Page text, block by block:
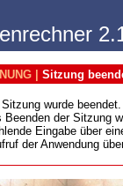
| Sitzung
Sitzung wurde
Beenden der Sitzung
Eingabe über
der Anwendung